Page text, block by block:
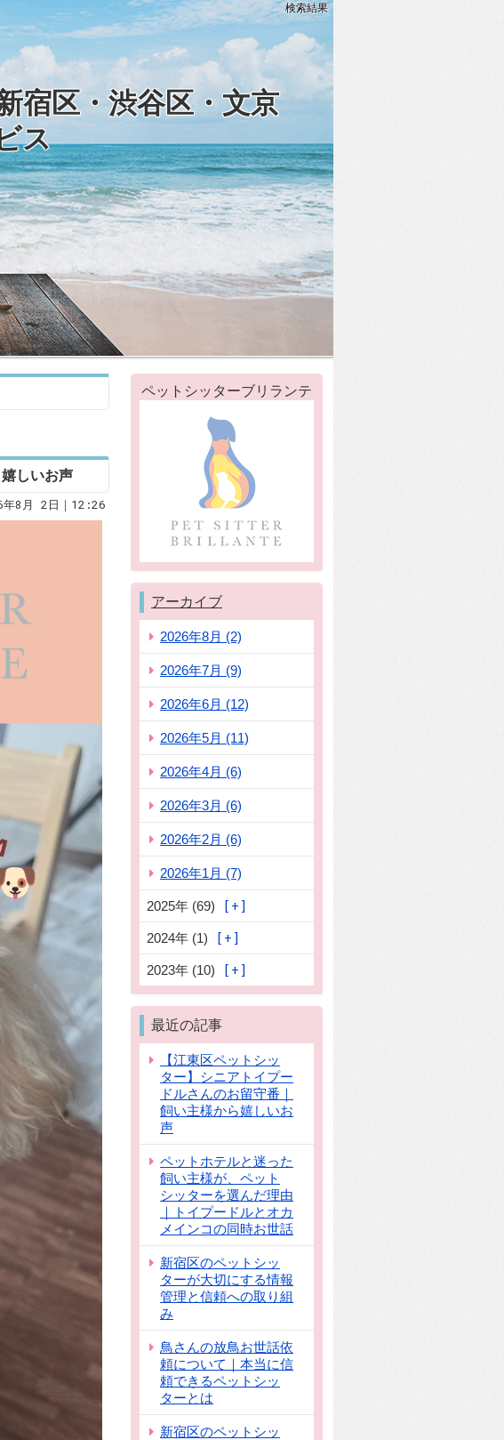
検索結果
宿区・渋谷区・文京
ス
しいお声
年8月 2日｜12:26
ペットシッターブリランテ
アーカイブ
2026年8月 (2)
2026年7月 (9)
2026年6月 (12)
2026年5月 (11)
2026年4月 (6)
2026年3月 (6)
2026年2月 (6)
2026年1月 (7)
2025年 (69)
2024年 (1)
2023年 (10)
最近の記事
【江東区ペットシッ
ター】シニアトイプー
ドルさんのお留守番｜
飼い主様から嬉しいお
声
ペットホテルと迷った
飼い主様が、ペット
シッターを選んだ理由
｜トイプードルとオカ
メインコの同時お世話
新宿区のペットシッ
ターが大切にする情報
管理と信頼への取り組
み
鳥さんの放鳥お世話依
頼について｜本当に信
頼できるペットシッ
ターとは
新宿区のペットシッ